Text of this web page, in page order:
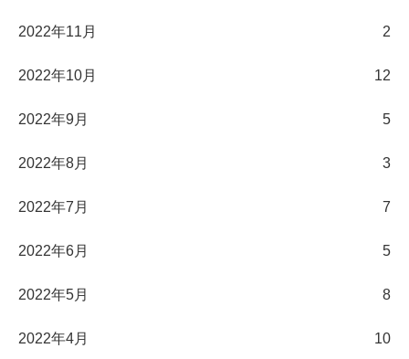
2022年11月 2
2022年10月 12
2022年9月 5
2022年8月 3
2022年7月 7
2022年6月 5
2022年5月 8
2022年4月 10